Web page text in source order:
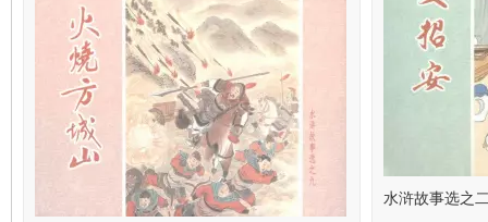
水浒故事选之